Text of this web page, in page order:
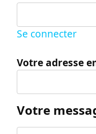
Se connecter
Votre adresse
Votre